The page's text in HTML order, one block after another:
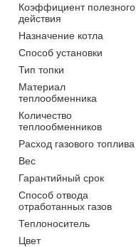
Коэффициент полезного
действия
Назначение котла
Способ установки
Тип топки
Материал
теплообменника
Количество
теплообменников
Расход газового топлива
Вес
Гарантийный срок
Способ отвода
отработанных газов
Теплоноситель
Цвет